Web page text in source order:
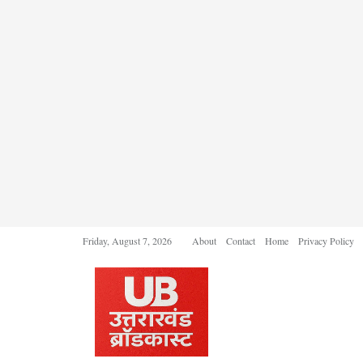
Friday, August 7, 2026 About Contact Home Privacy Policy